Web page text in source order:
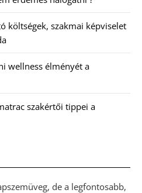
költségek, szakmai képviselet
wellness élményét a
szakértői tippei a
de a legfontosabb,